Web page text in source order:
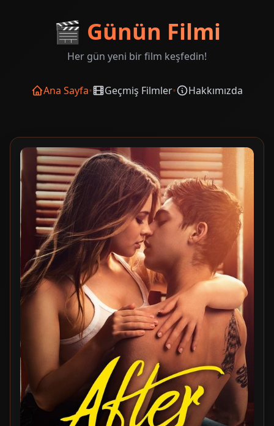
🎬 Günün Filmi
Her gün yeni bir film keşfedin!
Ana Sayfa• Geçmiş Filmler• Hakkımızda